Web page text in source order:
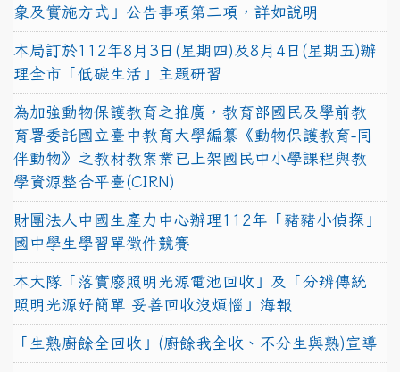
象及實施方式」公告事項第二項，詳如說明
本局訂於112年8月3日(星期四)及8月4日(星期五)辦
理全市「低碳生活」主題研習
為加強動物保護教育之推廣，教育部國民及學前教
育署委託國立臺中教育大學編纂《動物保護教育-同
伴動物》之教材教案業已上架國民中小學課程與教
學資源整合平臺(CIRN)
財團法人中國生產力中心辦理112年「豬豬小偵探」
國中學生學習單徵件競賽
本大隊「落實廢照明光源電池回收」及「分辨傳統
照明光源好簡單 妥善回收沒煩惱」海報
「生熟廚餘全回收」(廚餘我全收、不分生與熟)宣導